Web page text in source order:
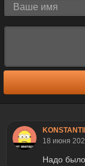
18 июня
Надо